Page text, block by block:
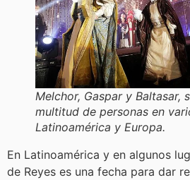
Melchor, Gaspar y Baltasar,
multitud de personas en
Latinoamérica y Europa.
En Latinoamérica y en algunos
de Reyes es una fecha para dar